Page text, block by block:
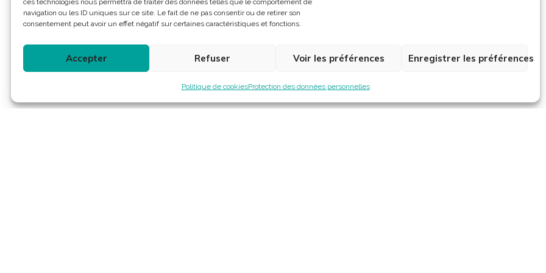
ces technologies nous permettra de traiter des données telles que le comportement de
navigation ou les ID uniques sur ce site. Le fait de ne pas consentir ou de retirer son
consentement peut avoir un effet négatif sur certaines caractéristiques et fonctions.
Accepter Refuser Voir les préférences Enregistrer les préférences
Politique de cookiesProtection des données personnelles